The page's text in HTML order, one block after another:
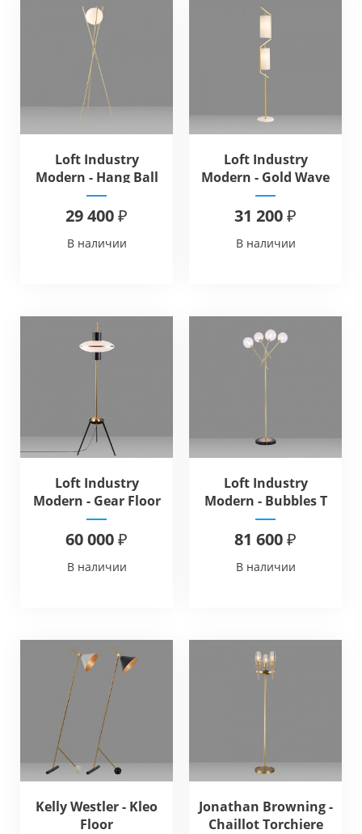
Loft Industry
Modern - Hang Ball
Floor
29 400 ₽
В наличии
Loft Industry
Modern - Gold Wave
Floor
31 200 ₽
В наличии
Loft Industry
Modern - Gear Floor
60 000 ₽
В наличии
Loft Industry
Modern - Bubbles T
Floor
81 600 ₽
В наличии
Kelly Westler - Kleo
Floor
Jonathan Browning -
Chaillot Torchiere